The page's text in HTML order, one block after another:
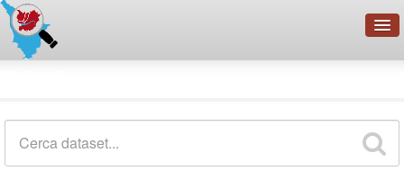
Organizzazioni